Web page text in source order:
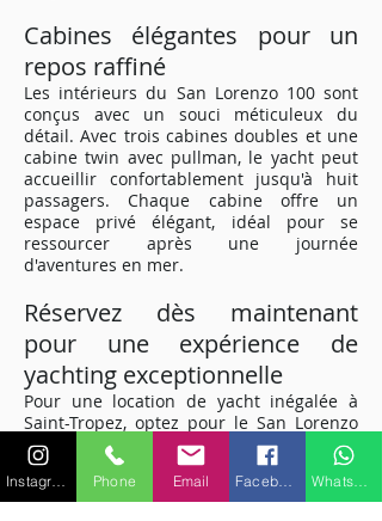
Cabines élégantes pour un
repos raffiné
Les intérieurs du San Lorenzo 100 sont
conçus avec un souci méticuleux du
détail. Avec trois cabines doubles et une
cabine twin avec pullman, le yacht peut
accueillir confortablement jusqu'à huit
passagers. Chaque cabine offre un
espace privé élégant, idéal pour se
ressourcer après une journée
d'aventures en mer.
Réservez dès maintenant
pour une expérience de
yachting exceptionnelle
Pour une location de yacht inégalée à
Saint-Tropez, optez pour le San Lorenzo
100. Offrant le mélange parfait de
performances, de luxe et de
divertissement, ce yacht vous promet une
escapade maritime de rêve sur la Côte
Phone Email